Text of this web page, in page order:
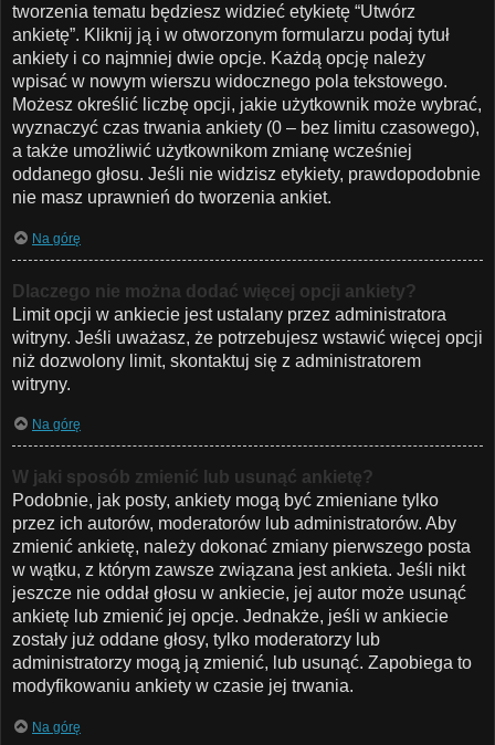
tworzenia tematu będziesz widzieć etykietę “Utwórz
ankietę”. Kliknij ją i w otworzonym formularzu podaj tytuł
ankiety i co najmniej dwie opcje. Każdą opcję należy
wpisać w nowym wierszu widocznego pola tekstowego.
Możesz określić liczbę opcji, jakie użytkownik może wybrać,
wyznaczyć czas trwania ankiety (0 – bez limitu czasowego),
a także umożliwić użytkownikom zmianę wcześniej
oddanego głosu. Jeśli nie widzisz etykiety, prawdopodobnie
nie masz uprawnień do tworzenia ankiet.
Na górę
Dlaczego nie można dodać więcej opcji ankiety?
Limit opcji w ankiecie jest ustalany przez administratora
witryny. Jeśli uważasz, że potrzebujesz wstawić więcej opcji
niż dozwolony limit, skontaktuj się z administratorem
witryny.
Na górę
W jaki sposób zmienić lub usunąć ankietę?
Podobnie, jak posty, ankiety mogą być zmieniane tylko
przez ich autorów, moderatorów lub administratorów. Aby
zmienić ankietę, należy dokonać zmiany pierwszego posta
w wątku, z którym zawsze związana jest ankieta. Jeśli nikt
jeszcze nie oddał głosu w ankiecie, jej autor może usunąć
ankietę lub zmienić jej opcje. Jednakże, jeśli w ankiecie
zostały już oddane głosy, tylko moderatorzy lub
administratorzy mogą ją zmienić, lub usunąć. Zapobiega to
modyfikowaniu ankiety w czasie jej trwania.
Na górę